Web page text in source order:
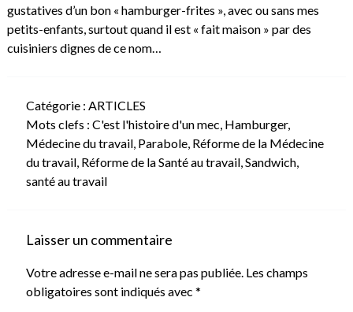
gustatives d’un bon « hamburger-frites », avec ou sans mes
petits-enfants, surtout quand il est « fait maison » par des
cuisiniers dignes de ce nom…
Catégorie : ARTICLES
Mots clefs : C'est l'histoire d'un mec Hamburger,
Médecine du travail, Parabole, Réforme de la Médecine
du travail, Réforme de la Santé au travail, Sandwich,
santé au travail
Laisser un commentaire
Votre adresse e-mail ne sera pas publiée. Les champs
obligatoires sont indiqués avec *